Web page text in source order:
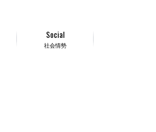
社会情勢
Social